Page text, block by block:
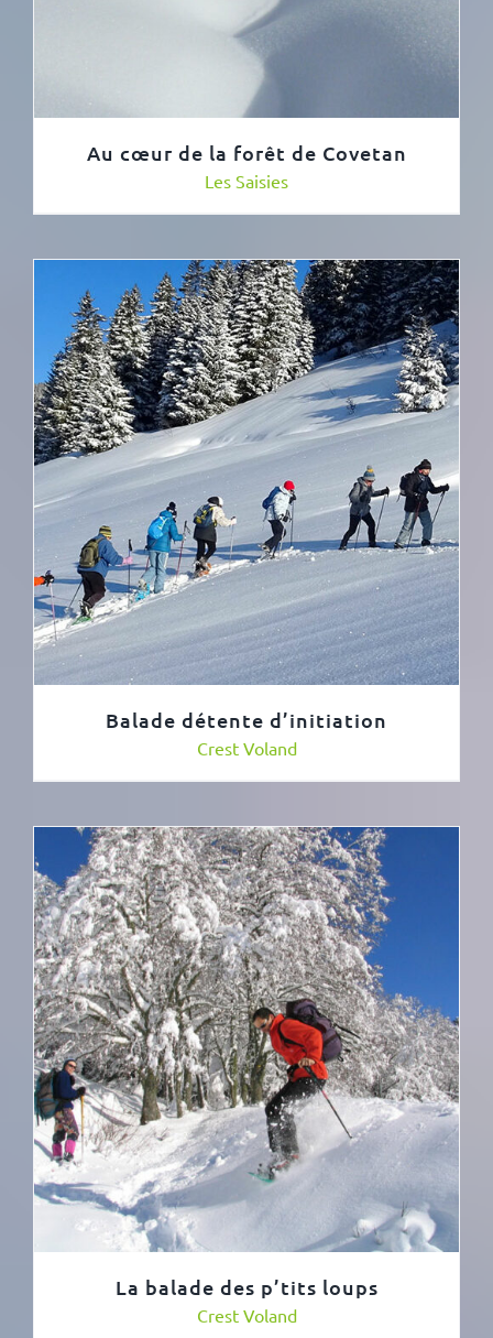
Au cœur de la forêt de Covetan
Les Saisies
Balade détente d’initiation
Crest Voland
La balade des p’tits loups
Crest Voland